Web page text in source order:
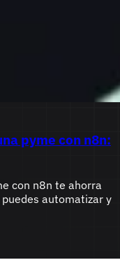
pyme con n8n:
con n8n te ahorra
automatizar y